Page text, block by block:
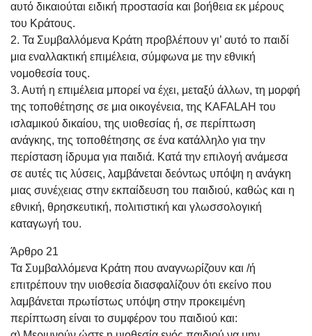
αυτό δικαιούται ειδική προστασία και βοήθεια εκ μέρους
του Κράτους.
2. Τα Συμβαλλόμενα Κράτη προβλέπουν γι’ αυτό το παιδί
μια εναλλακτική επιμέλεια, σύμφωνα με την εθνική
νομοθεσία τους.
3. Αυτή η επιμέλεια μπορεί να έχει, μεταξύ άλλων, τη μορφή
της τοποθέτησης σε μια οικογένεια, της KAFALAH του
ισλαμικού δικαίου, της υιοθεσίας ή, σε περίπτωση
ανάγκης, της τοποθέτησης σε ένα κατάλληλο για την
περίσταση ίδρυμα για παιδιά. Κατά την επιλογή ανάμεσα
σε αυτές τις λύσεις, λαμβάνεται δεόντως υπόψη η ανάγκη
μιας συνέχειας στην εκπαίδευση του παιδιού, καθώς και η
εθνική, θρησκευτική, πολιτιστική και γλωσσολογική
καταγωγή του.
Άρθρο 21
Τα Συμβαλλόμενα Κράτη που αναγνωρίζουν και /ή
επιτρέπουν την υιοθεσία διασφαλίζουν ότι εκείνο που
λαμβάνεται πρωτίστως υπόψη στην προκειμένη
περίπτωση είναι το συμφέρον του παιδιού και: